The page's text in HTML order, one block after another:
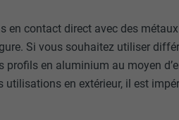
en contact direct avec des
Si vous souhaitez utiliser
profils en aluminium au moyen
en extérieur, il est